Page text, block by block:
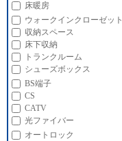
床暖房
ウォークインクローゼット
収納スペース
床下収納
トランクルーム
シューズボックス
BS端子
CS
CATV
光ファイバー
オートロック